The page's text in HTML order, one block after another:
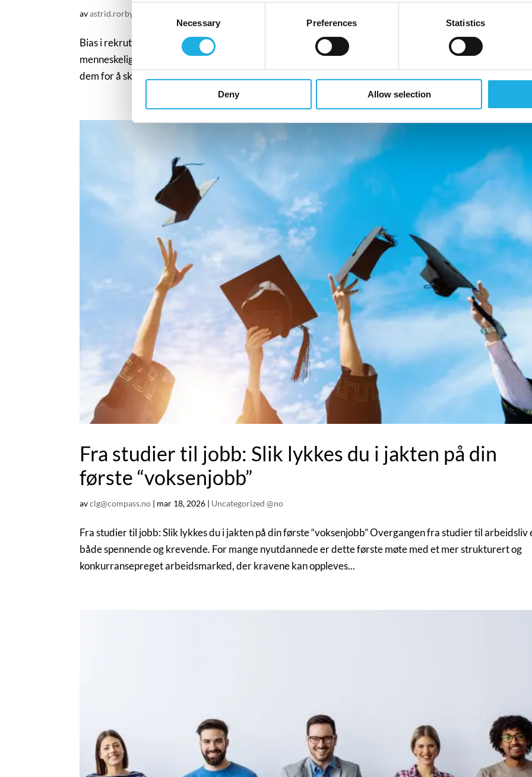
Necessary Preferences Statistics
Deny Allow selection
avastrid.rorbye@compasshrg.com
Bias i rekruttering: en naturlig del av menneskers tankegang Bias (forutinntatthet) er en naturlig del av
menneskelig psykologi, og både søkere og de som ansetter har disse. Det er derfor viktig å forstå og
dem for å skape mer rettferdige og mangfoldige...
Fra studier til jobb: Slik lykkes du i jakten på din
første “voksenjobb”
avclg@compass.no | mar 18, 2026 | Uncategorized @no
Fra studier til jobb: Slik lykkes du i jakten på din første “voksenjobb” Overgangen fra studier til arbeidsliv
både spennende og krevende. For mange nyutdannede er dette første møte med et mer strukturert og
konkurransepreget arbeidsmarked, der kravene kan oppleves...